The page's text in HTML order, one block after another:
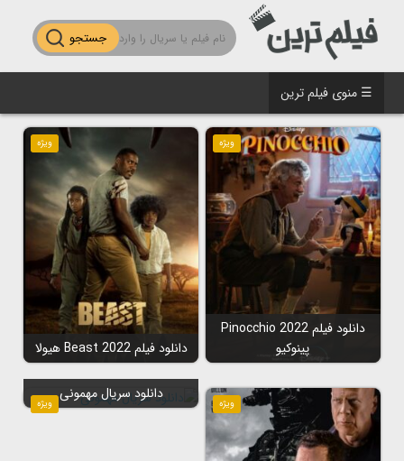
جستجو
☰ منوی فیلم ترین
ویژه
دانلود فیلم Pinocchio 2022
پینوکیو
ویژه
دانلود فیلم Beast 2022 هیولا
ویژه ویژه
دانلود سریال مهمونی